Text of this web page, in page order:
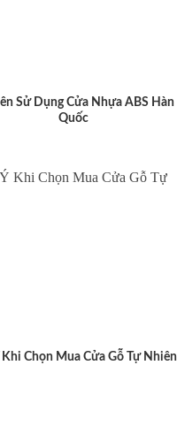
Sử Dụng Cửa Nhựa ABS Hàn
Quốc
Khi Chọn Mua Cửa Gỗ Tự Nhiên